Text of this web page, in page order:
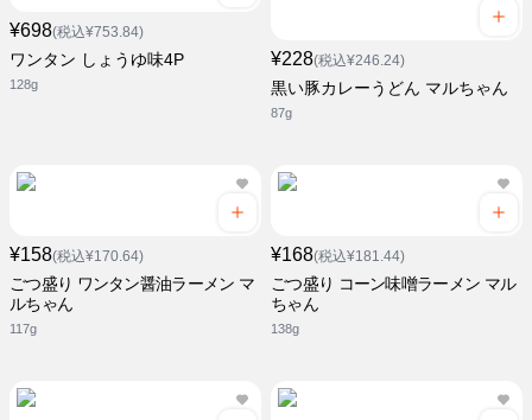
¥698(税込¥753.84)
ワンタン しょうゆ味4P
128g
¥228(税込¥246.24)
黒い豚カレーうどん マルちゃん
87g
¥158(税込¥170.64)
ごつ盛り ワンタン醤油ラーメン マ
ルちゃん
117g
¥168(税込¥181.44)
ごつ盛り コーン味噌ラーメン マル
ちゃん
138g